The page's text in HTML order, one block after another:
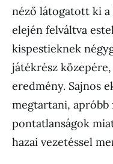
néző látogatott ki
elején felváltva
kispestieknek
játékrész
eredmény. Sajnos
megtartani, apróbb
pontatlanságok
hazai vezetéssel